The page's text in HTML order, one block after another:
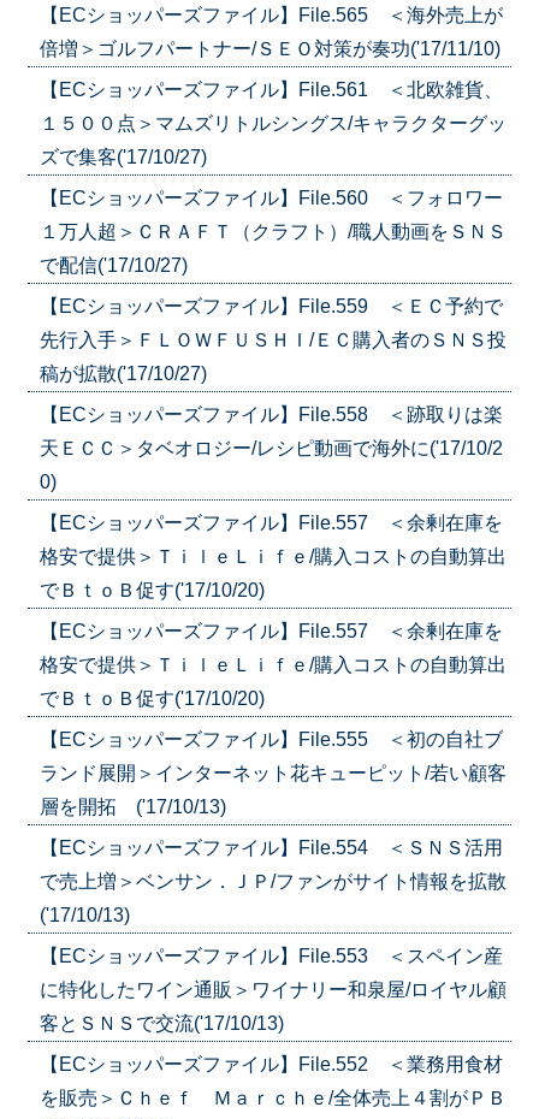
【ECショッパーズファイル】File.565 ＜海外売上が
倍増＞ゴルフパートナー/ＳＥＯ対策が奏功('17/11/10)
【ECショッパーズファイル】File.561 ＜北欧雑貨、
１５００点＞マムズリトルシングス/キャラクターグッ
ズで集客('17/10/27)
【ECショッパーズファイル】File.560 ＜フォロワー
１万人超＞ＣＲＡＦＴ（クラフト）/職人動画をＳＮＳ
で配信('17/10/27)
【ECショッパーズファイル】File.559 ＜ＥＣ予約で
先行入手＞ＦＬＯＷＦＵＳＨＩ/ＥＣ購入者のＳＮＳ投
稿が拡散('17/10/27)
【ECショッパーズファイル】File.558 ＜跡取りは楽
天ＥＣＣ＞タベオロジー/レシピ動画で海外に('17/10/2
0)
【ECショッパーズファイル】File.557 ＜余剰在庫を
格安で提供＞ＴｉｌｅＬｉｆｅ/購入コストの自動算出
でＢｔｏＢ促す('17/10/20)
【ECショッパーズファイル】File.557 ＜余剰在庫を
格安で提供＞ＴｉｌｅＬｉｆｅ/購入コストの自動算出
でＢｔｏＢ促す('17/10/20)
【ECショッパーズファイル】File.555 ＜初の自社ブ
ランド展開＞インターネット花キューピット/若い顧客
層を開拓 ('17/10/13)
【ECショッパーズファイル】File.554 ＜ＳＮＳ活用
で売上増＞ベンサン．ＪＰ/ファンがサイト情報を拡散
('17/10/13)
【ECショッパーズファイル】File.553 ＜スペイン産
に特化したワイン通販＞ワイナリー和泉屋/ロイヤル顧
客とＳＮＳで交流('17/10/13)
【ECショッパーズファイル】File.552 ＜業務用食材
を販売＞Ｃｈｅｆ Ｍａｒｃｈｅ/全体売上４割がＰＢ